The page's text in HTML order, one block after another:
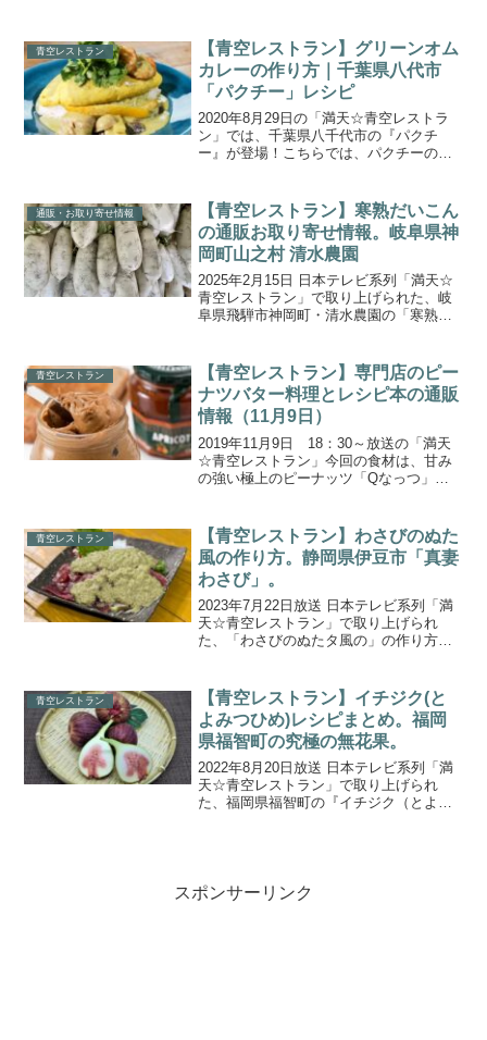
が自宅でも食べれられる「極上刺身用 唐
津Qサバ（か...
青空レストラン
【青空レストラン】グリーンオム
カレーの作り方｜千葉県八代市
「パクチー」レシピ
2020年8月29日の「満天☆青空レストラ
ン」では、千葉県八千代市の『パクチ
ー』が登場！こちらでは、パクチーのア
す。名人が丹精込めて育てたパクチー
は、味・香りともに最適な...
通販・お取り寄せ情報
【青空レストラン】寒熟だいこん
の通販お取り寄せ情報。岐阜県神
岡町山之村 清水農園
2025年2月15日 日本テレビ系列「満天☆
青空レストラン」で取り上げられた、岐
阜県飛騨市神岡町・清水農園の「寒熟だ
お取り寄せ情報の詳細をまとめましたの
で、ぜひ参考にし...
青空レストラン
【青空レストラン】専門店のピー
ナツバター料理とレシピ本の通販
情報（11月9日）
2019年11月9日 18：30～放送の「満天
☆青空レストラン」今回の食材は、甘み
の強い極上のピーナッツ「Qなっつ」と
「HAPPY NUTS DAY」さんが、極上の
調味料「...
青空レストラン
【青空レストラン】わさびのぬた
風の作り方。静岡県伊豆市「真妻
わさび」。
2023年7月22日放送 日本テレビ系列「満
天☆青空レストラン」で取り上げられ
た、「わさびのぬたタ風の」の作り方を
だけで育つわさびは、甘み・辛み・さわ
やかな香りのバラン...
青空レストラン
【青空レストラン】イチジク(と
よみつひめ)レシピまとめ。福岡
県福智町の究極の無花果。
2022年8月20日放送 日本テレビ系列「満
天☆青空レストラン」で取り上げられ
た、福岡県福智町の『イチジク（とよみ
スポンサーリンク